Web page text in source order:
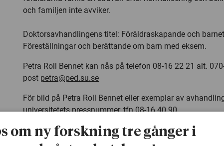
och familjen inte avviker.
Doktorsavhandlingens titel: Föräldraskapande och
Föreställningar och berättande om barn med eksem.
Petra Roll Bennet kan nås på telefon 08-16 22 21 alt.
post petra@ped.su.se
För bild på Petra Roll Bennet eller exemplar av
universitetets pressnummer, tfn 08-16 40 90.
om ny forskning tre gånger i